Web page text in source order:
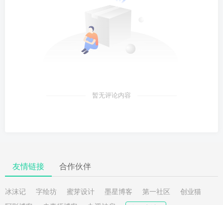
暂无评论内容
友情链接 合作伙伴
冰沫记 字绘坊 蜜芽设计 墨星博客 第一社区
创业猫